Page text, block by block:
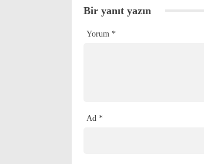
Bir yanıt yazın
Yorum *
Ad *